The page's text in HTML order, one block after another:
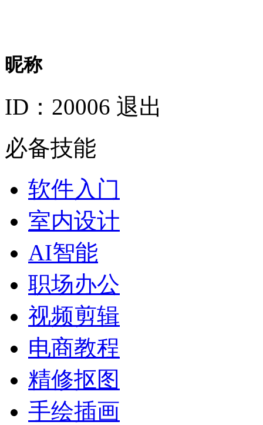
昵称
ID：20006 退出
必备技能
软件入门
室内设计
AI智能
职场办公
视频剪辑
电商教程
精修抠图
手绘插画